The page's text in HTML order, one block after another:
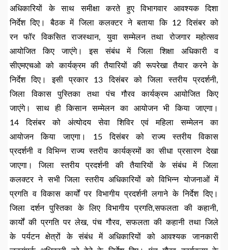
अधिकारियों के साथ समीक्षा करते हुए विभागवार आवश्यक दिशा
निर्देश दिए। बैठक में जिला कलक्टर ने बताया कि 12 दिसंबर को
रन फॉर विकसित राजस्थान, युवा सम्मेलन तथा रोजगार महोत्सव
आयोजित किए जाएंगे। इस संबंध में जिला शिक्षा अधिकारी व
सीएमएचओ को कार्यक्रम की तैयारियों की रूपरेखा तैयार करने के
निर्देश दिए। इसी प्रकार 13 दिसंबर को जिला स्तरीय प्रदर्शनी,
जिला विकास पुस्तिका तथा पंच गौरव कार्यक्रम आयोजित किए
जाएंगे। साथ ही किसान सम्मेलन का आयोजन भी किया जाएगा।
14 दिसंबर को अंत्योदय सेवा शिविर एवं महिला सम्मेलन का
आयोजन किया जाएगा। 15 दिसंबर को राज्य स्तरीय विकास
प्रदर्शनी व विभिन्न राज्य स्तरीय कार्यक्रमों का सीधा प्रसारण देखा
जाएगा। जिला स्तरीय प्रदर्शनी की तैयारियों के संबंध में जिला
कलक्टर ने सभी जिला स्तरीय अधिकारियों को विभिन्न योजनाओं में
प्रगति व विकास कार्यों पर विभागीय प्रदर्शनी लगाने के निर्देश दिए।
जिला दर्शन पुस्तिका के लिए विभागीय प्रगति,सफलता की कहानी,
कार्यों की प्रगति पर लेख, पंच गौरव, सफलता की कहानी तथा जिले
के पर्यटन क्षेत्रों के संबंध में अधिकारियों को आवश्यक जानकारी